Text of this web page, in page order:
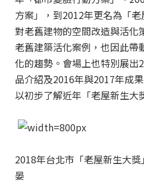
方案」，到2012年更名為「
對老舊建物的空間改造與活化
老舊建築活化案例，也因此帶
化的趨勢。會場上也特別展出
品介紹及2016年與2017年成
以初步了解近年「老屋新生大
2018年台北市「老屋新生大
晏